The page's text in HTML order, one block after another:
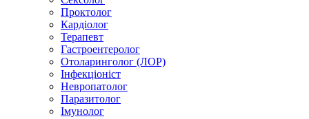
Проктолог
Кардіолог
Терапевт
Гастроентеролог
Отоларинголог (ЛОР)
Інфекціоніст
Невропатолог
Паразитолог
Імунолог